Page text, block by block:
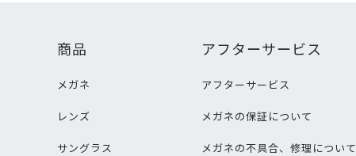
商品
メガネ
レンズ
サングラス
アフターサービス
アフターサービス
メガネの保証について
メガネの不具合、修理について